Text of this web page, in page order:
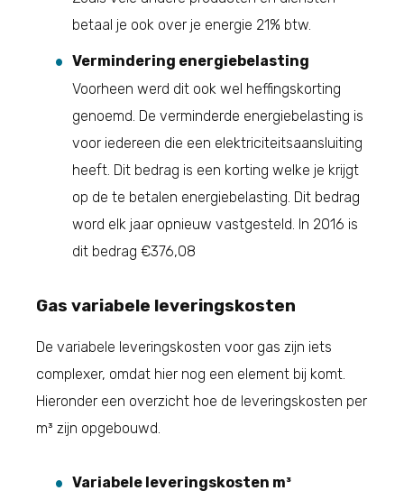
betaal je ook over je energie 21% btw.
Vermindering energiebelasting
Voorheen werd dit ook wel heffingskorting
genoemd. De verminderde energiebelasting is
voor iedereen die een elektriciteitsaansluiting
heeft. Dit bedrag is een korting welke je krijgt
op de te betalen energiebelasting. Dit bedrag
word elk jaar opnieuw vastgesteld. In 2016 is
dit bedrag €376,08
Gas variabele leveringskosten
De variabele leveringskosten voor gas zijn iets
complexer, omdat hier nog een element bij komt.
Hieronder een overzicht hoe de leveringskosten per
m³ zijn opgebouwd.
Variabele leveringskosten m³